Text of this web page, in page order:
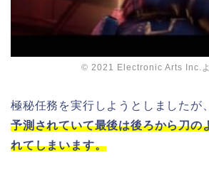
© 2021 Electronic Arts Inc.
極秘任務を実行しようとしましたが、
予測されていて最後は後ろから刀の
れてしまいます。